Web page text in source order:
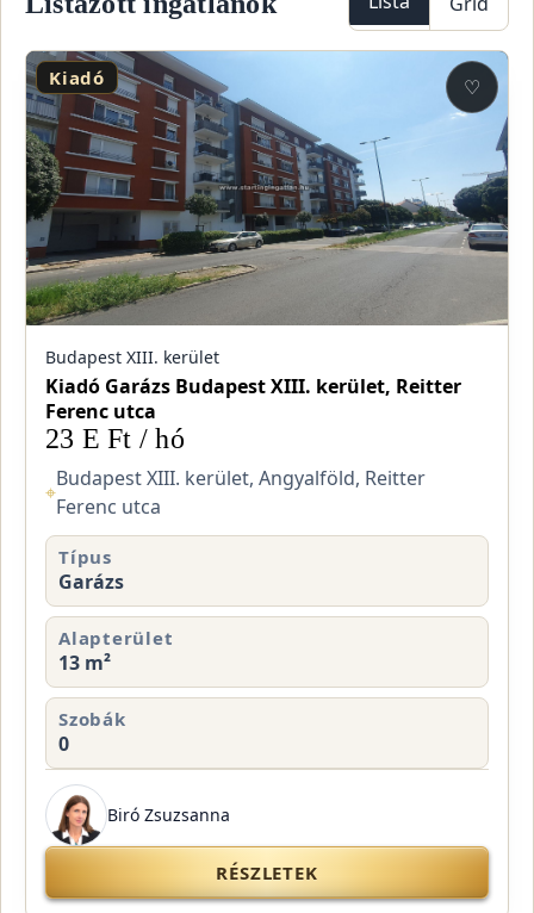
Kiadó ♡
Budapest XIII. kerület
Kiadó Garázs Budapest XIII. kerület, Reitter
Ferenc utca
23 E Ft / hó
⌖
Budapest XIII. kerület, Angyalföld, Reitter
Ferenc utca
Típus
Garázs
Alapterület
13 m²
Szobák
0
Biró Zsuzsanna
RÉSZLETEK